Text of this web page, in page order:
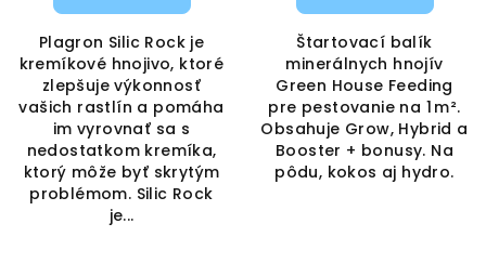
Plagron Silic Rock je
kremíkové hnojivo, ktoré
zlepšuje výkonnosť
vašich rastlín a pomáha
im vyrovnať sa s
nedostatkom kremíka,
ktorý môže byť skrytým
problémom. Silic Rock
je...
Štartovací balík
minerálnych hnojív
Green House Feeding
pre pestovanie na 1 m².
Obsahuje Grow, Hybrid a
Booster + bonusy. Na
pôdu, kokos aj hydro.